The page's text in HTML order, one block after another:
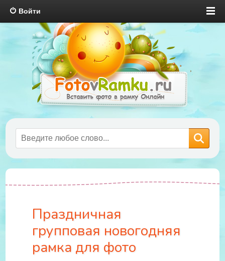
Войти
Праздничная
групповая новогодняя
рамка для фото